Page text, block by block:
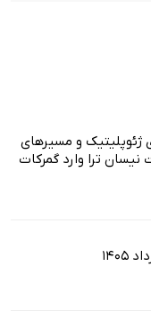
و مسیرهای
ترا وارد گمرکات